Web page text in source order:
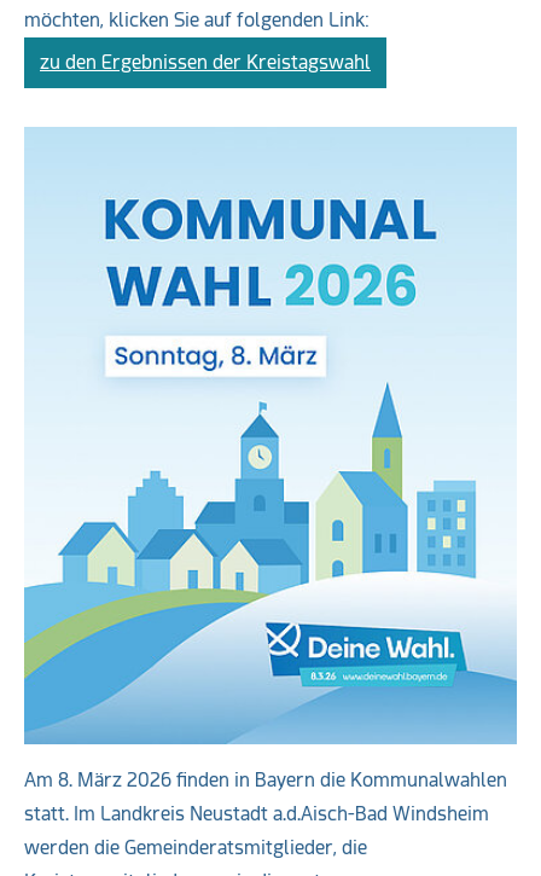
möchten, klicken Sie auf folgenden Link:
zu den Ergebnissen der Kreistagswahl
Am 8. März 2026 finden in Bayern die Kommunalwahlen
statt. Im Landkreis Neustadt a.d.Aisch-Bad Windsheim
werden die Gemeinderatsmitglieder, die